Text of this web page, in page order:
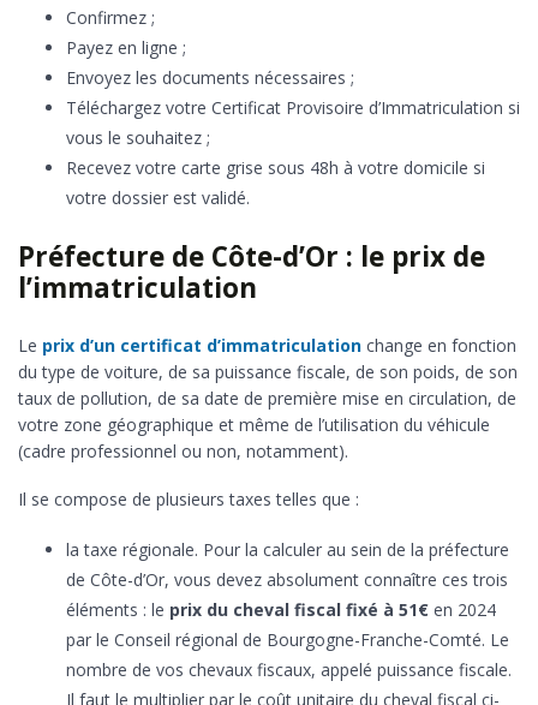
Confirmez ;
Payez en ligne ;
Envoyez les documents nécessaires ;
Téléchargez votre Certificat Provisoire d’Immatriculation si
vous le souhaitez ;
Recevez votre carte grise sous 48h à votre domicile si
votre dossier est validé.
Préfecture de Côte-d’Or : le prix de
l’immatriculation
Le prix d’un certificat d’immatriculation change en fonction
du type de voiture, de sa puissance fiscale, de son poids, de son
taux de pollution, de sa date de première mise en circulation, de
votre zone géographique et même de l’utilisation du véhicule
(cadre professionnel ou non, notamment).
Il se compose de plusieurs taxes telles que :
la taxe régionale. Pour la calculer au sein de la préfecture
de Côte-d’Or, vous devez absolument connaître ces trois
éléments : le prix du cheval fiscal fixé à 51€ en 2024
par le Conseil régional de Bourgogne-Franche-Comté. Le
nombre de vos chevaux fiscaux, appelé puissance fiscale.
Il faut le multiplier par le coût unitaire du cheval fiscal ci-